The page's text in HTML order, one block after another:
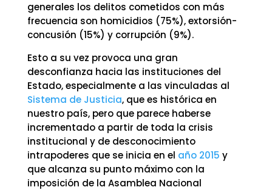
generales los delitos cometidos con más
frecuencia son homicidios (75%), extorsión-
concusión (15%) y corrupción (9%).
Esto a su vez provoca una gran
desconfianza hacia las instituciones del
Estado, especialmente a las vinculadas al
Sistema de Justicia, que es histórica en
nuestro país, pero que parece haberse
incrementado a partir de toda la crisis
institucional y de desconocimiento
intrapoderes que se inicia en el año 2015 y
que alcanza su punto máximo con la
imposición de la Asamblea Nacional